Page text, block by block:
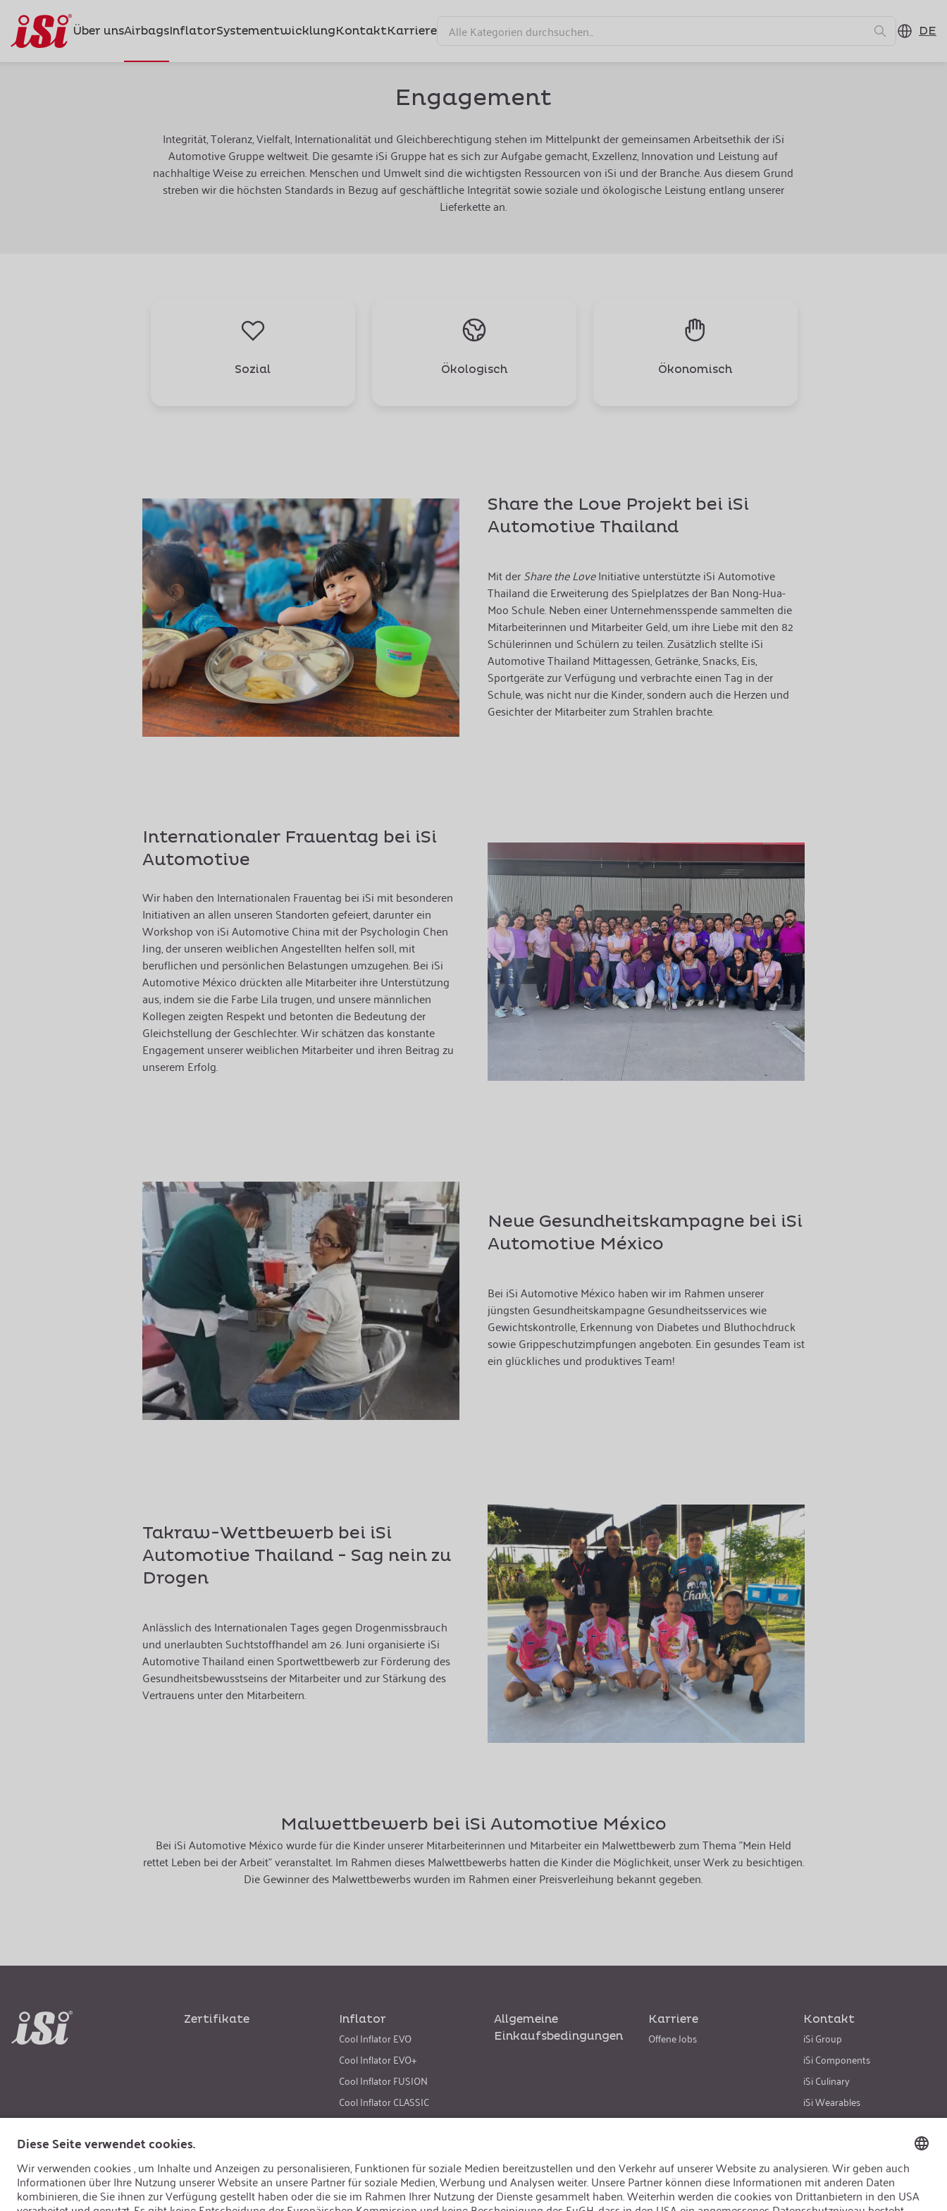
Über unsAirbagsInflatorSystementwicklungKontaktKarriere DE
Engagement
Integrität, Toleranz, Vielfalt, Internationalität und Gleichberechtigung stehen im Mittelpunkt der gemeinsamen Arbeitsethik der iSi
Automotive Gruppe weltweit. Die gesamte iSi Gruppe hat es sich zur Aufgabe gemacht, Exzellenz, Innovation und Leistung auf
nachhaltige Weise zu erreichen. Menschen und Umwelt sind die wichtigsten Ressourcen von iSi und der Branche. Aus diesem Grund
streben wir die höchsten Standards in Bezug auf geschäftliche Integrität sowie soziale und ökologische Leistung entlang unserer
Lieferkette an.
Sozial Ökologisch Ökonomisch
Share the Love Projekt bei iSi
Automotive Thailand
Mit derShare the LoveInitiative unterstützte iSi Automotive
Thailand die Erweiterung des Spielplatzes der Ban Nong-Hua-
Moo Schule. Neben einer Unternehmensspende sammelten die
Mitarbeiterinnen und Mitarbeiter Geld, um ihre Liebe mit den 82
Schülerinnen und Schülern zu teilen. Zusätzlich stellte iSi
Automotive Thailand Mittagessen, Getränke, Snacks, Eis,
Sportgeräte zur Verfügung und verbrachte einen Tag in der
Schule, was nicht nur die Kinder, sondern auch die Herzen und
Gesichter der Mitarbeiter zum Strahlen brachte.
Internationaler Frauentag bei iSi
Automotive
Wir haben den Internationalen Frauentag bei iSi mit besonderen
Initiativen an allen unseren Standorten gefeiert, darunter ein
Workshop von iSi Automotive China mit der Psychologin Chen
Jing, der unseren weiblichen Angestellten helfen soll, mit
beruflichen und persönlichen Belastungen umzugehen. Bei iSi
Automotive México drückten alle Mitarbeiter ihre Unterstützung
aus, indem sie die Farbe Lila trugen, und unsere männlichen
Kollegen zeigten Respekt und betonten die Bedeutung der
Gleichstellung der Geschlechter. Wir schätzen das konstante
Engagement unserer weiblichen Mitarbeiter und ihren Beitrag zu
unserem Erfolg.
Neue Gesundheitskampagne bei iSi
Automotive México
Bei iSi Automotive México haben wir im Rahmen unserer
jüngsten Gesundheitskampagne Gesundheitsservices wie
Gewichtskontrolle, Erkennung von Diabetes und Bluthochdruck
sowie Grippeschutzimpfungen angeboten. Ein gesundes Team ist
ein glückliches und produktives Team!
Takraw-Wettbewerb bei iSi
Automotive Thailand - Sag nein zu
Drogen
Anlässlich des Internationalen Tages gegen Drogenmissbrauch
und unerlaubten Suchtstoffhandel am 26. Juni organisierte iSi
Automotive Thailand einen Sportwettbewerb zur Förderung des
Gesundheitsbewusstseins der Mitarbeiter und zur Stärkung des
Vertrauens unter den Mitarbeitern.
Malwettbewerb bei iSi Automotive México
Bei iSi Automotive México wurde für die Kinder unserer Mitarbeiterinnen und Mitarbeiter ein Malwettbewerb zum Thema "Mein Held
rettet Leben bei der Arbeit" veranstaltet. Im Rahmen dieses Malwettbewerbs hatten die Kinder die Möglichkeit, unser Werk zu besichtigen.
Die Gewinner des Malwettbewerbs wurden im Rahmen einer Preisverleihung bekannt gegeben.
Zertifikate Inflator
Cool Inflator EVO
Cool Inflator EVO+
Cool Inflator FUSION
Cool Inflator CLASSIC
Cool Inflator CLASSIC+
Allgemeine
Einkaufsbedingungen
Karriere
Offene Jobs
Kontakt
iSi Group
iSi Components
iSi Culinary
iSi Wearables
Sprache ändern: DeutschBesuchen Sie uns auch auf: